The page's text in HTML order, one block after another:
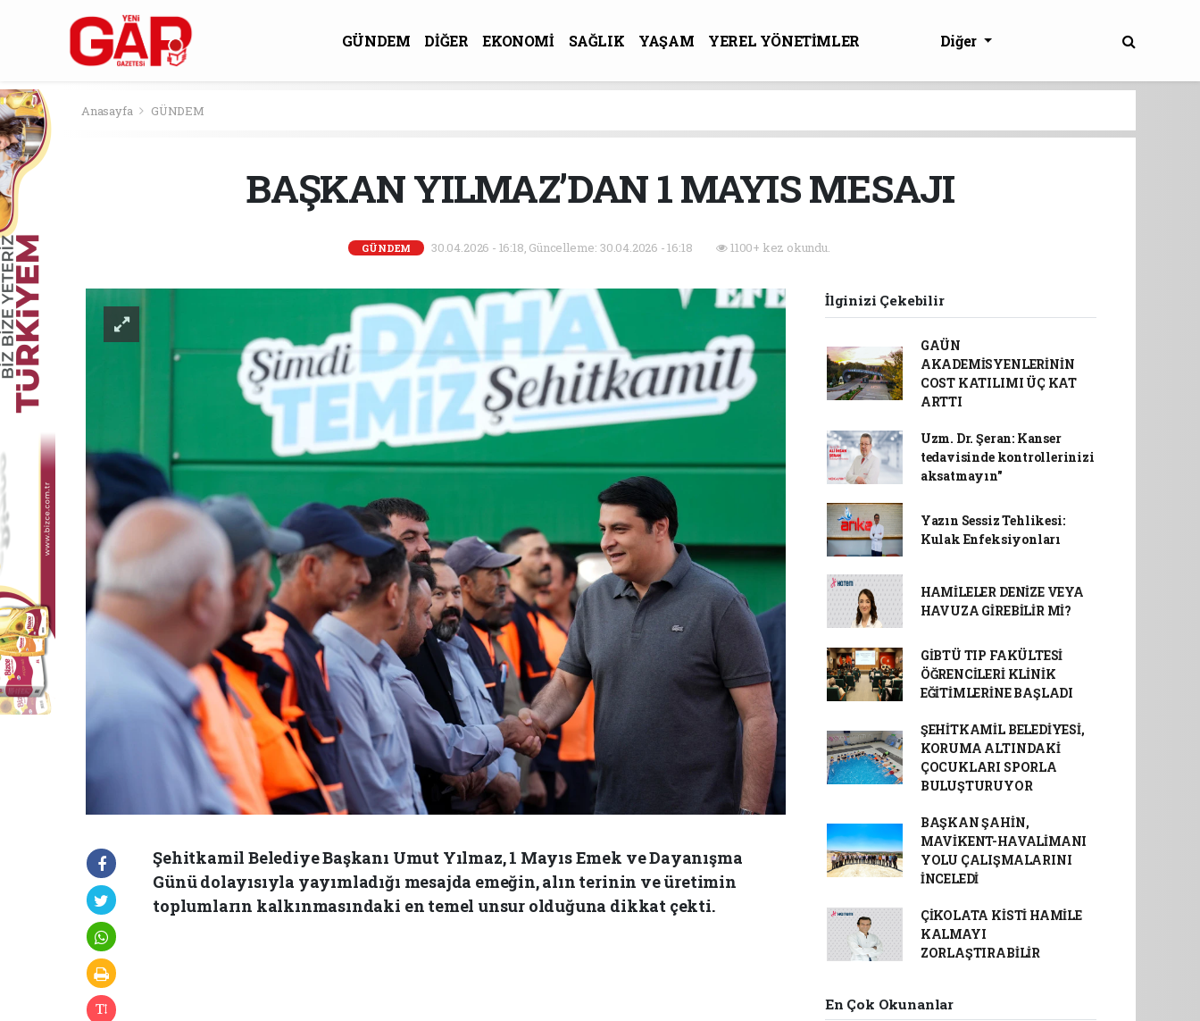
GÜNDEM DİĞER EKONOMİ SAĞLIK YAŞAM
YEREL YÖNETİMLER
Diğer
Anasayfa GÜNDEM
BAŞKAN YILMAZ’DAN 1 MAYIS MESAJI
GÜNDEM 30.04.2026 - 16:18, Güncelleme: 30.04.2026 - 16:18 1100+ kez okundu.
Şehitkamil Belediye Başkanı Umut Yılmaz, 1 Mayıs Emek ve Dayanışma
Günü dolayısıyla yayımladığı mesajda emeğin, alın terinin ve üretimin
toplumların kalkınmasındaki en temel unsur olduğuna dikkat çekti.
İlginizi Çekebilir
GAÜN
AKADEMİSYENLERİNİN
COST KATILIMI ÜÇ KAT
ARTTI
Uzm. Dr. Şeran: Kanser
tedavisinde kontrollerinizi
aksatmayın"
Yazın Sessiz Tehlikesi:
Kulak Enfeksiyonları
HAMİLELER DENİZE VEYA
HAVUZA GİREBİLİR Mİ?
GİBTÜ TIP FAKÜLTESİ
ÖĞRENCİLERİ KLİNİK
EĞİTİMLERİNE BAŞLADI
ŞEHİTKAMİL BELEDİYESİ,
KORUMA ALTINDAKİ
ÇOCUKLARI SPORLA
BULUŞTURUYOR
BAŞKAN ŞAHİN,
MAVİKENT-HAVALİMANI
YOLU ÇALIŞMALARINI
İNCELEDİ
ÇİKOLATA KİSTİ HAMİLE
KALMAYI
ZORLAŞTIRABİLİR
En Çok Okunanlar